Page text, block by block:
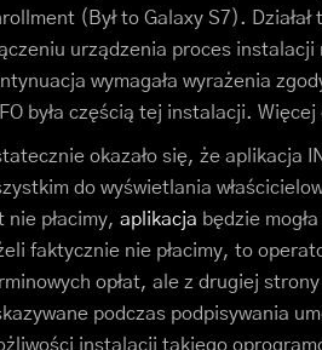
(Był to Galaxy S7).
urządzenia proces instalacji
wymagała wyrażenia
była częścią tej instalacji.
okazało się, że aplikacja
do wyświetlania
nie płacimy, aplikacja będzie
faktycznie nie płacimy, to
opłat, ale z drugiej
podczas podpisywania
instalacji takiego